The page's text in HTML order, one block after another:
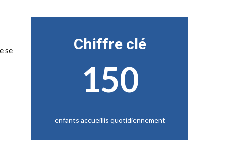
se Chiffre clé
150
enfants accueillis quotidiennement